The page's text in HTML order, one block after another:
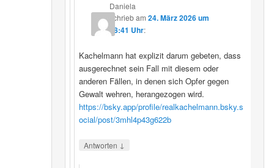
Daniela
schriebam 24. März 2026 um
08:41 Uhr:
Kachelmann hat explizit darum gebeten, dass
ausgerechnet sein Fall mit diesem oder
anderen Fällen, in denen sich Opfer gegen
Gewalt wehren, herangezogen wird.
https://bsky.app/profile/realkachelmann.bsky.s
ocial/post/3mhl4p43g622b
Antworten ↓